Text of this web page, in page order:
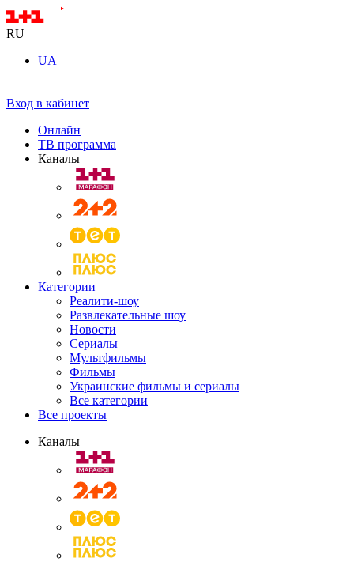
RU
UA
Вход в кабинет
Онлайн
ТВ программа
Каналы
Категории
Реалити-шоу
Развлекательные шоу
Новости
Сериалы
Мультфильмы
Фильмы
Украинские фильмы и сериалы
Все категории
Все проекты
Каналы